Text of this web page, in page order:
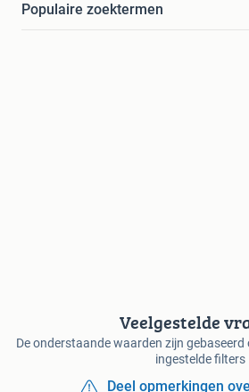
Populaire zoektermen
Veelgestelde
De onderstaande waarden zijn
ingestelde filters
Deel opmerkingen